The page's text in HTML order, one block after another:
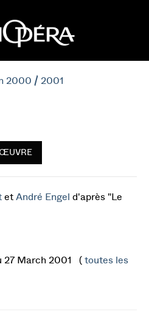
2000 / 2001
et André Engel d'après "Le
27 March 2001 ( toutes les